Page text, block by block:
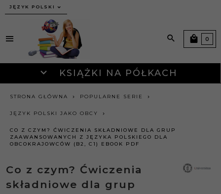
JĘZYK POLSKI
KSIĄŻKI NA PÓŁKACH
0
STRONA GŁÓWNA POPULARNE SERIE
JĘZYK POLSKI JAKO OBCY
CO Z CZYM? ĆWICZENIA SKŁADNIOWE DLA GRUP
ZAAWANSOWANYCH Z JĘZYKA POLSKIEGO DLA
OBCOKRAJOWCÓW (B2, C1) EBOOK PDF
Co z czym? Ćwiczenia
składniowe dla grup